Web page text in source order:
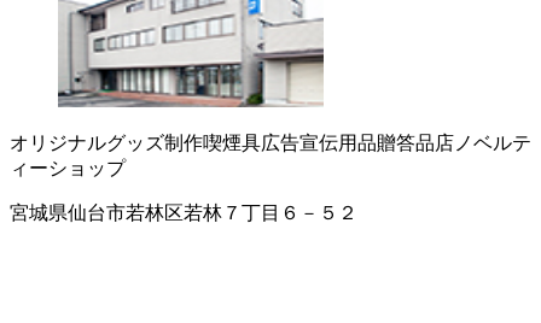
オリジナルグッズ制作喫煙具広告宣伝用品贈答品店 ノベルテ
ィーショップ
宮城県仙台市若林区若林７丁目６－５２